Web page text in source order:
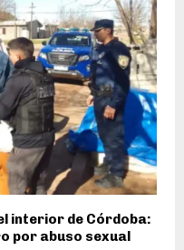
interior de Córdoba:
por abuso sexual